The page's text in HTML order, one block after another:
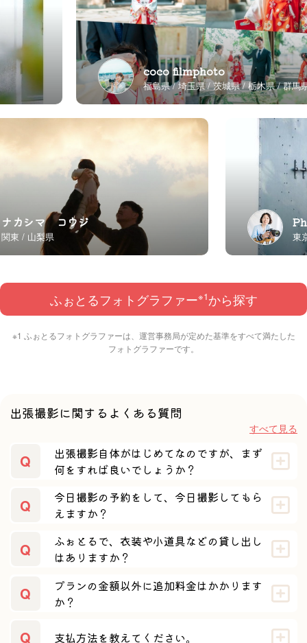
REI
フォトグラファー
KEN
松葉 健士郎
Ayuka Shimazaki
田中 まさひろ
coco filmphoto
福島県 埼玉県 茨城県 栃木県 群馬県
ナカシマ コウジ
関東 山梨県
ふぉとるフォトグラファー※1から探す
※1 ふぉとるフォトグラファーは、運営事務局が定めた基準をすべて満たした
フォトグラファーです。
出張撮影に関するよくある質問
すべて見る
Q
出張撮影自体がはじめてなのですが、まず
何をすれば良いでしょうか？
Q
今日撮影の予約をして、今日撮影してもら
えますか？
Q
ふぉとるで、衣装や小道具などの貸し出し
はありますか？
Q
プランの金額以外に追加料金はかかります
か？
Q 支払方法を教えてください。